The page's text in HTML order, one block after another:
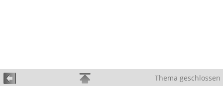
Thema geschlossen